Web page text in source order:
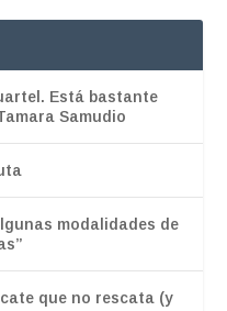
Está bastante
Samudio
modalidades de
que no rescata (y